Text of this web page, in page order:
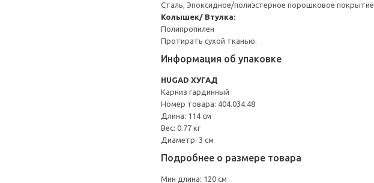
Сталь, Эпоксидное/полиэстерное порошковое покрытие
Колышек/ Втулка:
Полипропилен
Протирать сухой тканью.
Информация об упаковке
HUGAD ХУГАД
Карниз гардинный
Номер товара: 404.034.48
Длина: 114 см
Вес: 0.77 кг
Диаметр: 3 см
Подробнее о размере товара
Мин длина: 120 см